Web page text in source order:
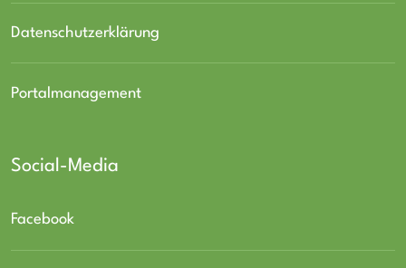
Datenschutzerklärung
Portalmanagement
Social-Media
Facebook